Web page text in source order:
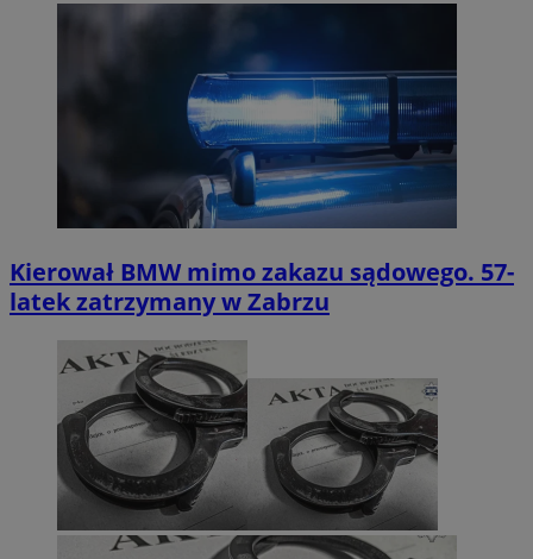
Kierował BMW mimo zakazu sądowego. 57-
latek zatrzymany w Zabrzu